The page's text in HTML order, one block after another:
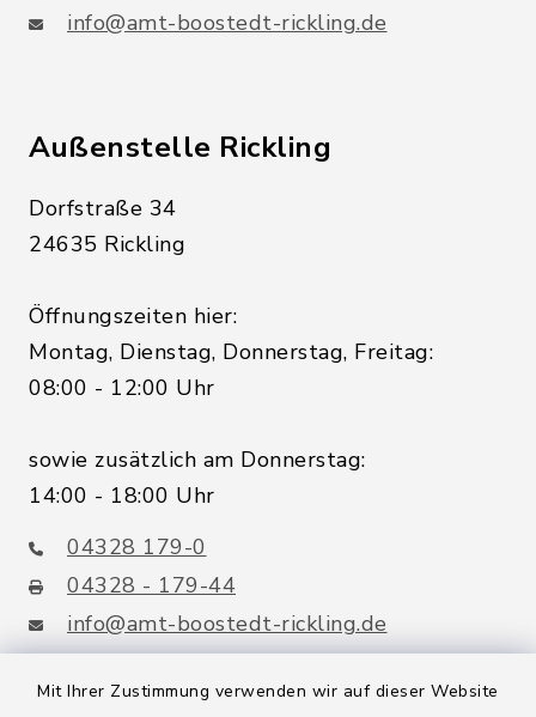
Mit Ihrer Zustimmung verwenden wir auf dieser Website
info@amt-boostedt-rickling.de
Außenstelle Rickling
Dorfstraße 34
24635 Rickling
Öffnungszeiten hier:
Montag, Dienstag, Donnerstag, Freitag:
08:00 - 12:00 Uhr
sowie zusätzlich am Donnerstag:
14:00 - 18:00 Uhr
04328 179-0
04328 - 179-44
info@amt-boostedt-rickling.de